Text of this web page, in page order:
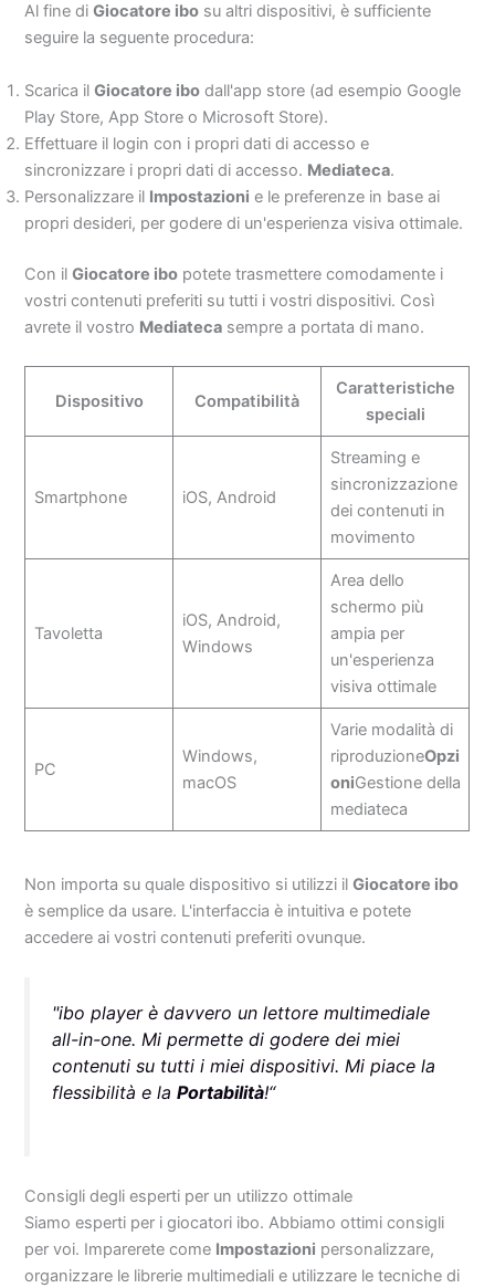
Al fine diGiocatore ibo su altri dispositivi, è sufficiente
seguire la seguente procedura:
Scarica ilGiocatore ibo dall'app store (ad esempio Google
Play Store, App Store o Microsoft Store).
Effettuare il login con i propri dati di accesso e
sincronizzare i propri dati di accesso. Mediateca.
Personalizzare il Impostazioni e le preferenze in base ai
propri desideri, per godere di un'esperienza visiva ottimale.
Con ilGiocatore ibo potete trasmettere comodamente i
vostri contenuti preferiti su tutti i vostri dispositivi. Così
avrete il vostro Mediateca sempre a portata di mano.
Dispositivo Compatibilità
Caratteristiche
speciali
Smartphone iOS, Android
Streaming e
sincronizzazione
dei contenuti in
movimento
Tavoletta
iOS, Android,
Windows
Area dello
schermo più
ampia per
un'esperienza
visiva ottimale
PC
Windows,
macOS
Varie modalità di
riproduzioneOpzi
oniGestione della
mediateca
Non importa su quale dispositivo si utilizzi ilGiocatore ibo
è semplice da usare. L'interfaccia è intuitiva e potete
accedere ai vostri contenuti preferiti ovunque.
"ibo player è davvero un lettore multimediale
all-in-one. Mi permette di godere dei miei
contenuti su tutti i miei dispositivi. Mi piace la
flessibilità e laPortabilità!“
Consigli degli esperti per un utilizzo ottimale
Siamo esperti per i giocatori ibo. Abbiamo ottimi consigli
per voi. Imparerete come Impostazioni personalizzare,
organizzare le librerie multimediali e utilizzare le tecniche di